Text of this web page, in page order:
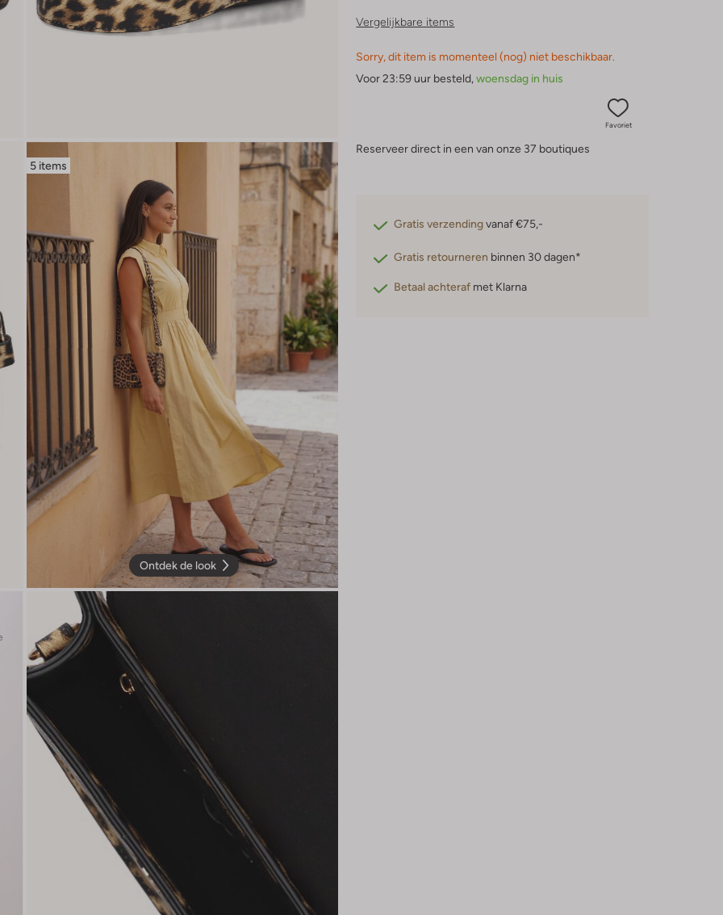
5 items
Ontdek de look
Vergelijkbare items
Sorry, dit item is momenteel (nog) niet beschikbaar.
Voor 23:59 uur besteld, woensdag in huis
Favoriet
Reserveer direct in een van onze 37 boutiques
Gratis verzendingvanaf €75,-
Gratis retourneren binnen 30 dagen*
Betaal achteraf met Klarna